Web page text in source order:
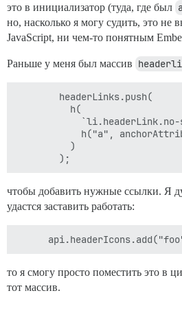
это в инициализатор (туда, где был
но, насколько я могу судить, это не
JavaScript, ни чем-то понятным
Раньше у меня был массив
        headerLinks.push(
          h(
`li.headerLink.no-
h("a",
          )
чтобы добавить нужные ссылки. Я
удастся заставить работать:
то я смогу просто поместить это в
тот массив.